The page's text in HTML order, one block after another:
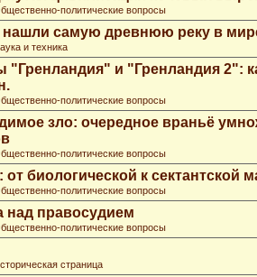
политические вопросы
самую древнюю реку в
и техника
и "Гренландия 2":
политические вопросы
зло: очередное враньё
политические вопросы
от биологической к сектантской
политические вопросы
над правосудием
политические вопросы
страница